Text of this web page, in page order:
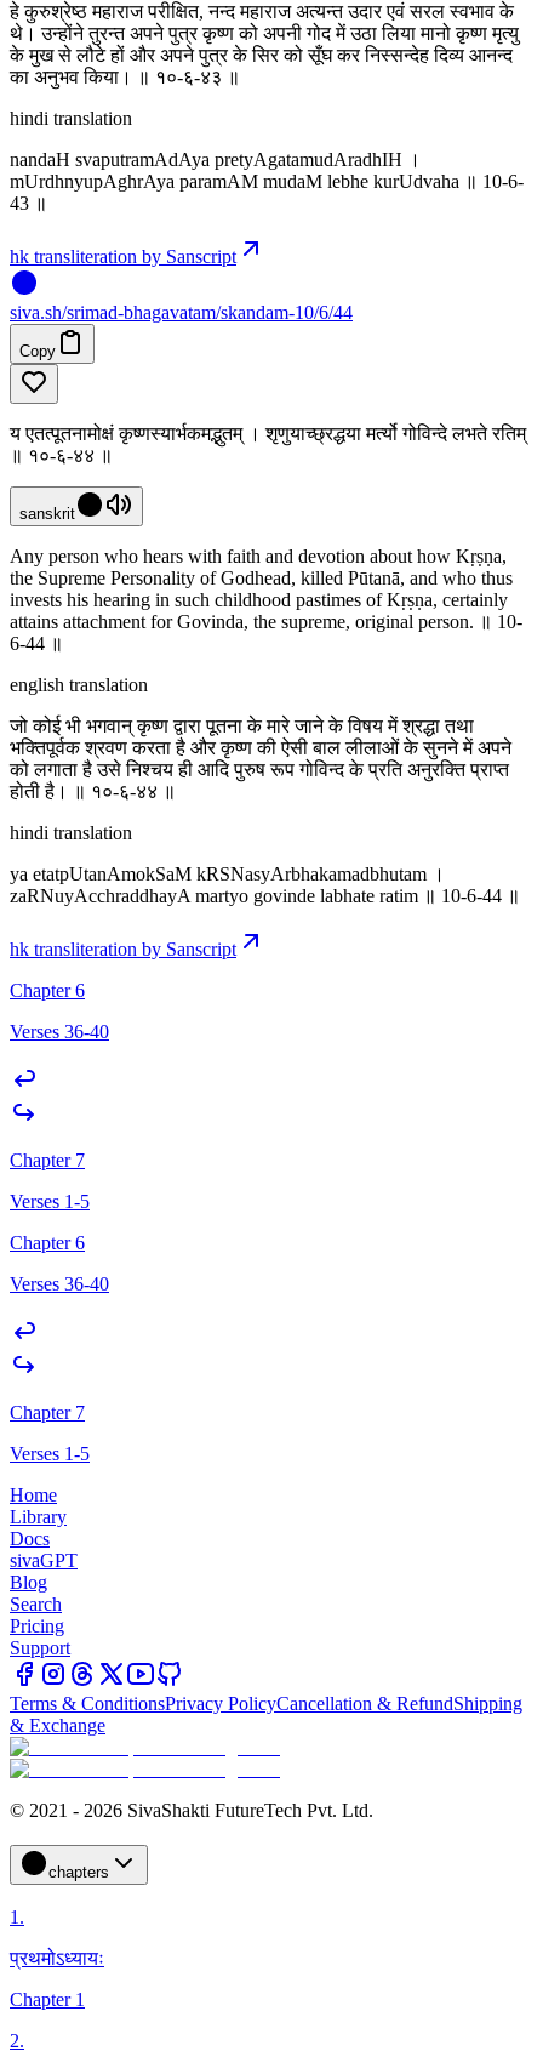
हे कुरुश्रेष्ठ महाराज परीक्षित, नन्द महाराज अत्यन्त उदार एवं सरल स्वभाव के
थे। उन्होंने तुरन्त अपने पुत्र कृष्ण को अपनी गोद में उठा लिया मानो कृष्ण मृत्यु
के मुख से लौटे हों और अपने पुत्र के सिर को सूँघ कर निस्सन्देह दिव्य आनन्द
का अनुभव किया। ॥ १०-६-४३ ॥
hindi translation
nandaH svaputramAdAya pretyAgatamudAradhIH ।
mUrdhnyupAghrAya paramAM mudaM lebhe kurUdvaha ॥ 10-6-
43 ॥
hk transliteration by Sanscript
siva.sh/srimad-bhagavatam/skandam-10/6/44
Copy
य एतत्पूतनामोक्षं कृष्णस्यार्भकमद्भुतम् । श‍ृणुयाच्छ्रद्धया मर्त्यो गोविन्दे लभते रतिम्
॥ १०-६-४४ ॥
sanskrit
Any person who hears with faith and devotion about how Kṛṣṇa,
the Supreme Personality of Godhead, killed Pūtanā, and who thus
invests his hearing in such childhood pastimes of Kṛṣṇa, certainly
attains attachment for Govinda, the supreme, original person. ॥ 10-
6-44 ॥
english translation
जो कोई भी भगवान् कृष्ण द्वारा पूतना के मारे जाने के विषय में श्रद्धा तथा
भक्तिपूर्वक श्रवण करता है और कृष्ण की ऐसी बाल लीलाओं के सुनने में अपने
को लगाता है उसे निश्चय ही आदि पुरुष रूप गोविन्द के प्रति अनुरक्ति प्राप्त
होती है। ॥ १०-६-४४ ॥
hindi translation
ya etatpUtanAmokSaM kRSNasyArbhakamadbhutam ।
za‍RNuyAcchraddhayA martyo govinde labhate ratim ॥ 10-6-44 ॥
hk transliteration by Sanscript
Chapter 6
Verses 36-40
Chapter 7
Verses 1-5
Chapter 6
Verses 36-40
Chapter 7
Verses 1-5
Home
Library
Docs
sivaGPT
Blog
Search
Pricing
Support
Terms & ConditionsPrivacy PolicyCancellation & RefundShipping
& Exchange
© 2021 - 2026 SivaShakti FutureTech Pvt. Ltd.
chapters
1.
प्रथमोऽध्यायः
Chapter 1
2.